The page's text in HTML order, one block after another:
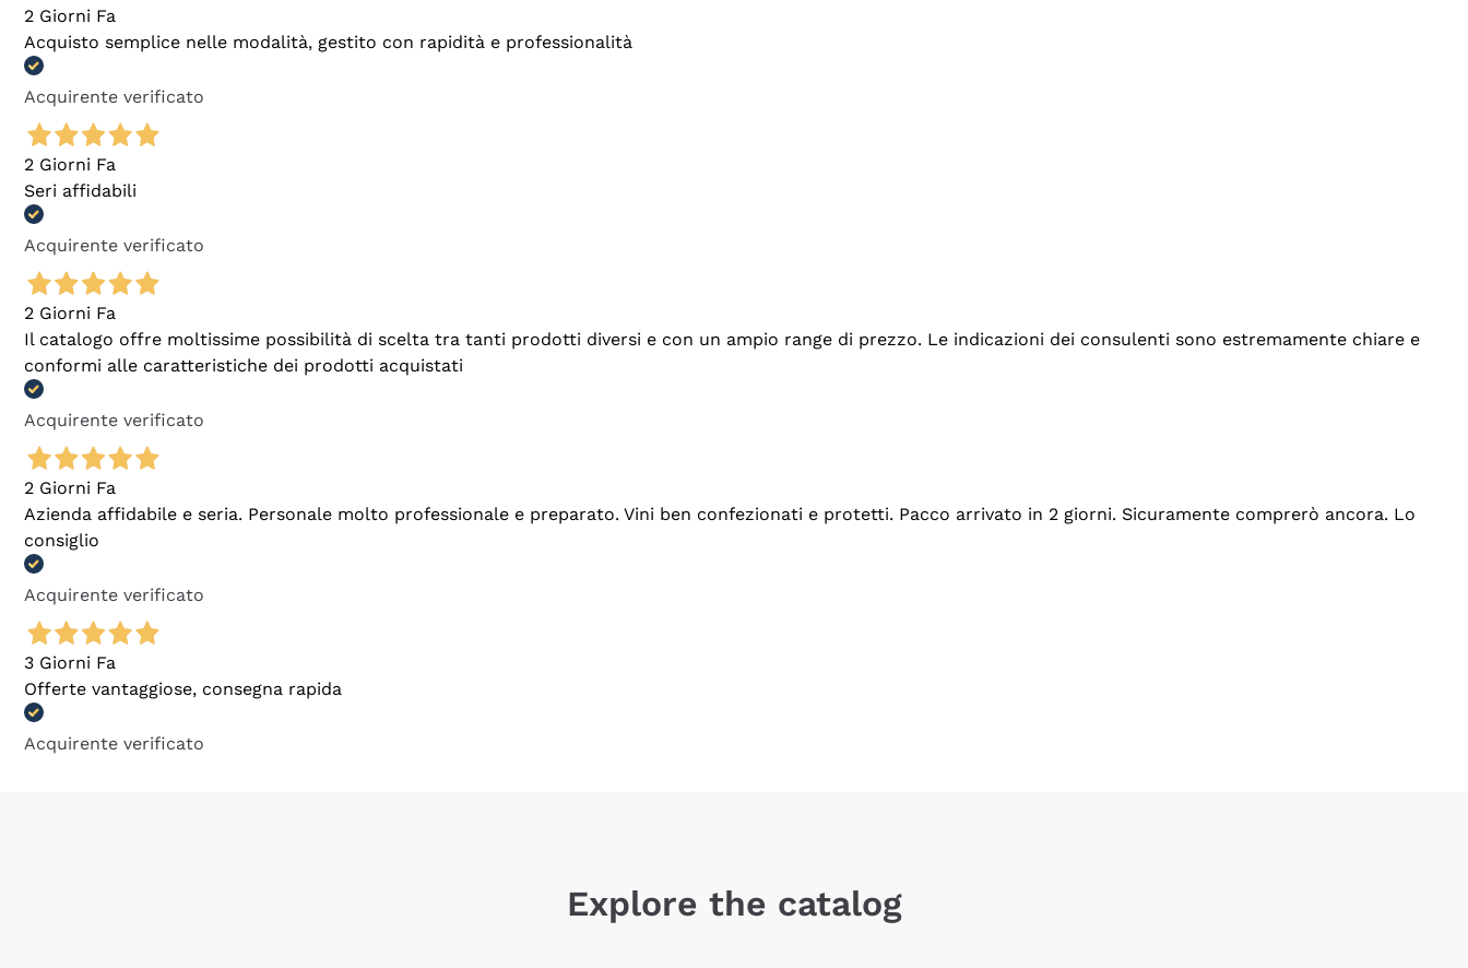
2 Giorni Fa
Acquisto semplice nelle modalità, gestito con rapidità e professionalità
Acquirente verificato
2 Giorni Fa
Seri affidabili
Acquirente verificato
2 Giorni Fa
Il catalogo offre moltissime possibilità di scelta tra tanti prodotti diversi e con un ampio range di prezzo. Le indicazioni dei consulenti sono estremamente chiare e
conformi alle caratteristiche dei prodotti acquistati
Acquirente verificato
2 Giorni Fa
Azienda affidabile e seria. Personale molto professionale e preparato. Vini ben confezionati e protetti. Pacco arrivato in 2 giorni. Sicuramente comprerò ancora. Lo
consiglio
Acquirente verificato
3 Giorni Fa
Offerte vantaggiose, consegna rapida
Acquirente verificato
Explore the catalog